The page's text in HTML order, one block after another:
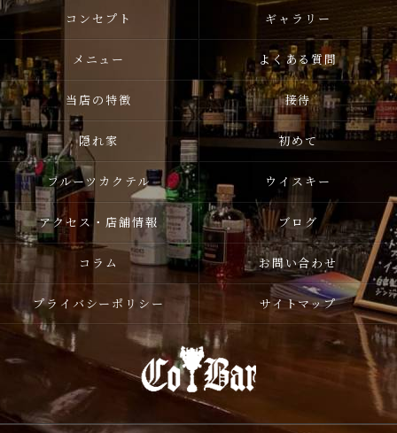
コンセプト ギャラリー
メニュー よくある質問
当店の特徴 接待
隠れ家 初めて
フルーツカクテル ウイスキー
アクセス・店舗情報 ブログ
コラム お問い合わせ
プライバシーポリシー サイトマップ